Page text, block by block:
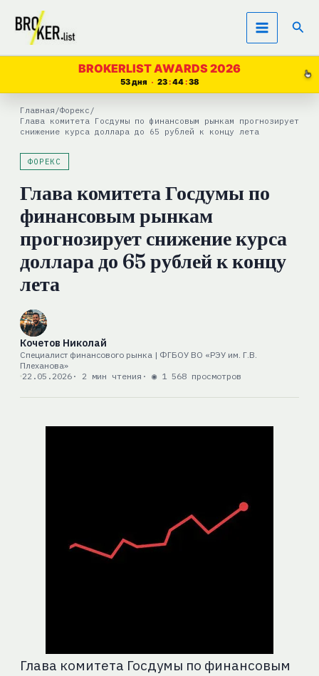
Перейти
содержимому
BROKERLIST AWARDS 2026
53 дня 23 44 37
Главная /Форекс /
Глава комитета Госдумы по финансовым рынкам прогнозирует
снижение курса доллара до 65 рублей к концу лета
ФОРЕКС
Глава комитета Госдумы по
финансовым рынкам
прогнозирует снижение курса
доллара до 65 рублей к концу
лета
Кочетов Николай
Специалист финансового рынка | ФГБОУ ВО «РЭУ им. Г.В.
Плеханова»
22.05.2026· 2 мин чтения · ◉ 1 568 просмотров
Глава комитета Госдумы по финансовым